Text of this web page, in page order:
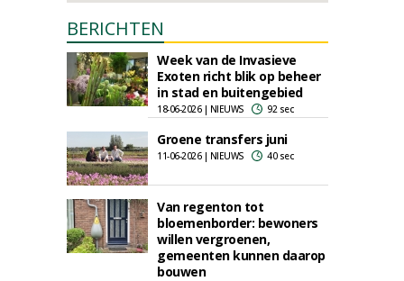
BERICHTEN
Week van de Invasieve
Exoten richt blik op beheer
in stad en buitengebied
18-06-2026 | NIEUWS 92 sec
Groene transfers juni
11-06-2026 | NIEUWS 40 sec
Van regenton tot
bloemenborder: bewoners
willen vergroenen,
gemeenten kunnen daarop
bouwen